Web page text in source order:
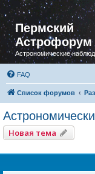
Пермский
Астрофорум
Астрономические
FAQ
Список форумов
Новая тема